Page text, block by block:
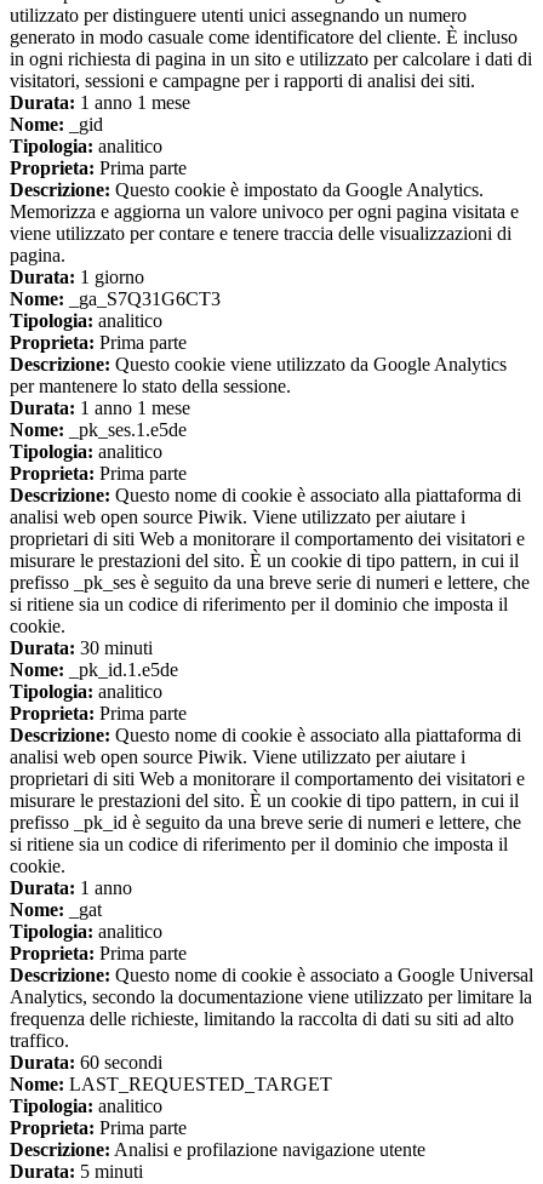
utilizzato per distinguere utenti unici assegnando un numero
generato in modo casuale come identificatore del cliente. È incluso
in ogni richiesta di pagina in un sito e utilizzato per calcolare i dati di
visitatori, sessioni e campagne per i rapporti di analisi dei siti.
Durata: 1 anno 1 mese
Nome: _gid
Tipologia: analitico
Proprieta: Prima parte
Descrizione: Questo cookie è impostato da Google Analytics.
Memorizza e aggiorna un valore univoco per ogni pagina visitata e
viene utilizzato per contare e tenere traccia delle visualizzazioni di
pagina.
Durata: 1 giorno
Nome: _ga_S7Q31G6CT3
Tipologia: analitico
Proprieta: Prima parte
Descrizione: Questo cookie viene utilizzato da Google Analytics
per mantenere lo stato della sessione.
Durata: 1 anno 1 mese
Nome: _pk_ses.1.e5de
Tipologia: analitico
Proprieta: Prima parte
Descrizione: Questo nome di cookie è associato alla piattaforma di
analisi web open source Piwik. Viene utilizzato per aiutare i
proprietari di siti Web a monitorare il comportamento dei visitatori e
misurare le prestazioni del sito. È un cookie di tipo pattern, in cui il
prefisso _pk_ses è seguito da una breve serie di numeri e lettere, che
si ritiene sia un codice di riferimento per il dominio che imposta il
cookie.
Durata: 30 minuti
Nome: _pk_id.1.e5de
Tipologia: analitico
Proprieta: Prima parte
Descrizione: Questo nome di cookie è associato alla piattaforma di
analisi web open source Piwik. Viene utilizzato per aiutare i
proprietari di siti Web a monitorare il comportamento dei visitatori e
misurare le prestazioni del sito. È un cookie di tipo pattern, in cui il
prefisso _pk_id è seguito da una breve serie di numeri e lettere, che
si ritiene sia un codice di riferimento per il dominio che imposta il
cookie.
Durata: 1 anno
Nome: _gat
Tipologia: analitico
Proprieta: Prima parte
Descrizione: Questo nome di cookie è associato a Google Universal
Analytics, secondo la documentazione viene utilizzato per limitare la
frequenza delle richieste, limitando la raccolta di dati su siti ad alto
traffico.
Durata: 60 secondi
Nome: LAST_REQUESTED_TARGET
Tipologia: analitico
Proprieta: Prima parte
Descrizione: Analisi e profilazione navigazione utente
Durata: 5 minuti